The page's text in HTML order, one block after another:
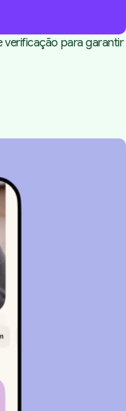
verificação para garantir